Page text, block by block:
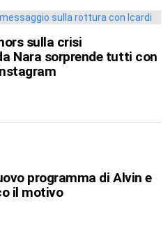
sulla crisi
Nara sorprende tutti con
programma di Alvin e
il motivo